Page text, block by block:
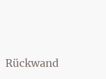
Rückwand